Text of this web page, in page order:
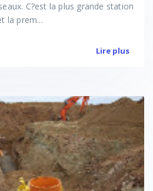
C?est la plus grande station
la prem...
Lire plus